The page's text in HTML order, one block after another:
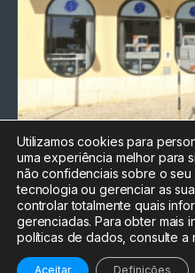
Chamada
Utilizamos cookies para
uma experiência melhor para
não confidenciais sobre o
tecnologia ou gerenciar as
controlar totalmente quais
gerenciadas. Para obter mais
políticas de dados, consulte a
Aceitar Definições